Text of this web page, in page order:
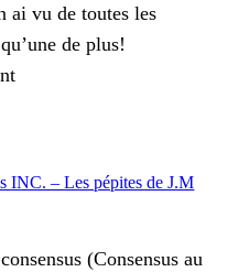
ai vu de toutes les
de plus!
INC. – Les pépites de J.M
(Consensus au